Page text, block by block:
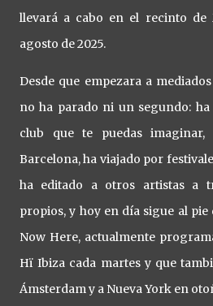
llevará a cabo en el recinto de
agosto de 2025.
Desde que empezara a
no ha parado ni un segundo:
club que te puedas
Barcelona, ha viajado por
ha editado a otros artistas a
propios, y hoy en día sigue al
Now Here, actualmente
Hï Ibiza cada martes y que
Ámsterdam y a Nueva York en